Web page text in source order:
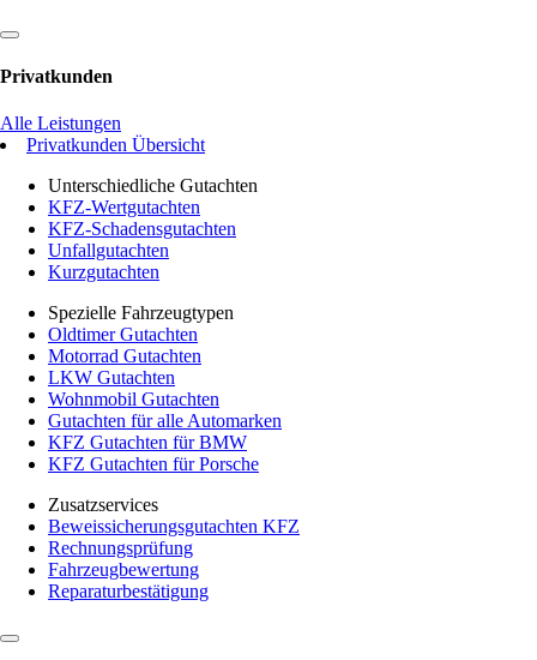
Privatkunden
Alle Leistungen
Privatkunden Übersicht
Unterschiedliche Gutachten
KFZ-Wertgutachten
KFZ-Schadensgutachten
Unfallgutachten
Kurzgutachten
Spezielle Fahrzeugtypen
Oldtimer Gutachten
Motorrad Gutachten
LKW Gutachten
Wohnmobil Gutachten
Gutachten für alle Automarken
KFZ Gutachten für BMW
KFZ Gutachten für Porsche
Zusatzservices
Beweissicherungsgutachten KFZ
Rechnungsprüfung
Fahrzeugbewertung
Reparaturbestätigung